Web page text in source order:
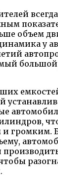
объем
у
громким.